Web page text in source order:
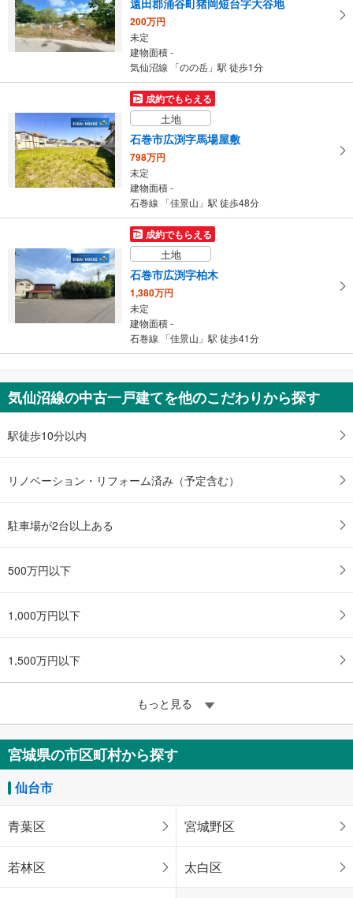
遠田郡涌谷町猪岡短台字大谷地
200万円
未定
建物面積 -
気仙沼線 「のの岳」駅 徒歩1分
成約でもらえる
土地
石巻市広渕字馬場屋敷
798万円
未定
建物面積 -
石巻線 「佳景山」駅 徒歩48分
成約でもらえる
土地
石巻市広渕字柏木
1,380万円
未定
建物面積 -
石巻線 「佳景山」駅 徒歩41分
気仙沼線の中古一戸建てを他のこだわりから探す
駅徒歩10分以内
リノベーション・リフォーム済み（予定含む）
駐車場が2台以上ある
500万円以下
1,000万円以下
1,500万円以下
もっと見る
宮城県の市区町村から探す
仙台市
青葉区 宮城野区
若林区 太白区